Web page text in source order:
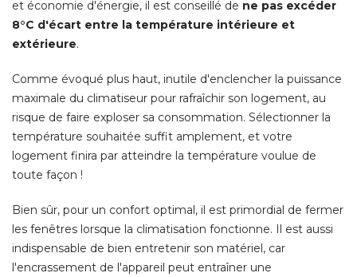
et économie d'énergie, il est conseillé de ne pas excéder
8°C d'écart entre la température intérieure et
extérieure.
Comme évoqué plus haut, inutile d'enclencher la puissance
maximale du climatiseur pour rafraîchir son logement, au
risque de faire exploser sa consommation. Sélectionner la
température souhaitée suffit amplement, et votre
logement finira par atteindre la température voulue de
toute façon !
Bien sûr, pour un confort optimal, il est primordial de fermer
les fenêtres lorsque la climatisation fonctionne. Il est aussi
indispensable de bien entretenir son matériel, car
l'encrassement de l'appareil peut entraîner une